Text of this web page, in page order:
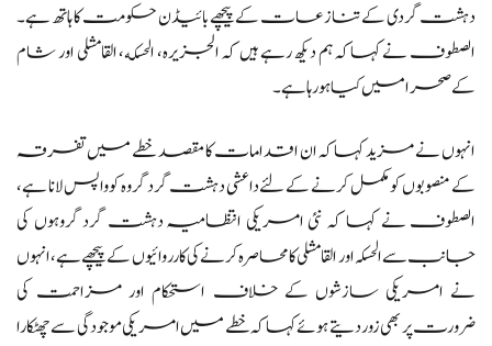
دہشت گردی کے تنازعات کے پیچھے بائیڈن حکومت کا ہاتھ ہے۔
الصطوف نے کہاکہ ہم دیکھ رہے ہیں کہ الجزیره، الحسکه، القامشلی اور شام
کے صحرا میں کیا ہو رہا ہے۔
انہوں نے مزید کہاکہ ان اقدامات کا مقصد خطے میں تفرقہ
کے منصوبوں کو مکمل کرنے کے لئے داعشی دہشت گرد گروہ کو واپس لانا ہے،
الصطوف نے کہا کہ نئی امریکی انتظامیہ دہشت گرد گروہوں کی
جانب سے الحسکہ اور القامشلی کا محاصرہ کرنے کی کارروائیوں کے پیچھے ہے،انہوں
نے امریکی سازشوں کے خلاف استحکام اور مزاحمت کی
ضرورت پر بھی زور دیتے ہوئے کہا کہ خطے میں امریکی موجودگی سے چھٹکارا